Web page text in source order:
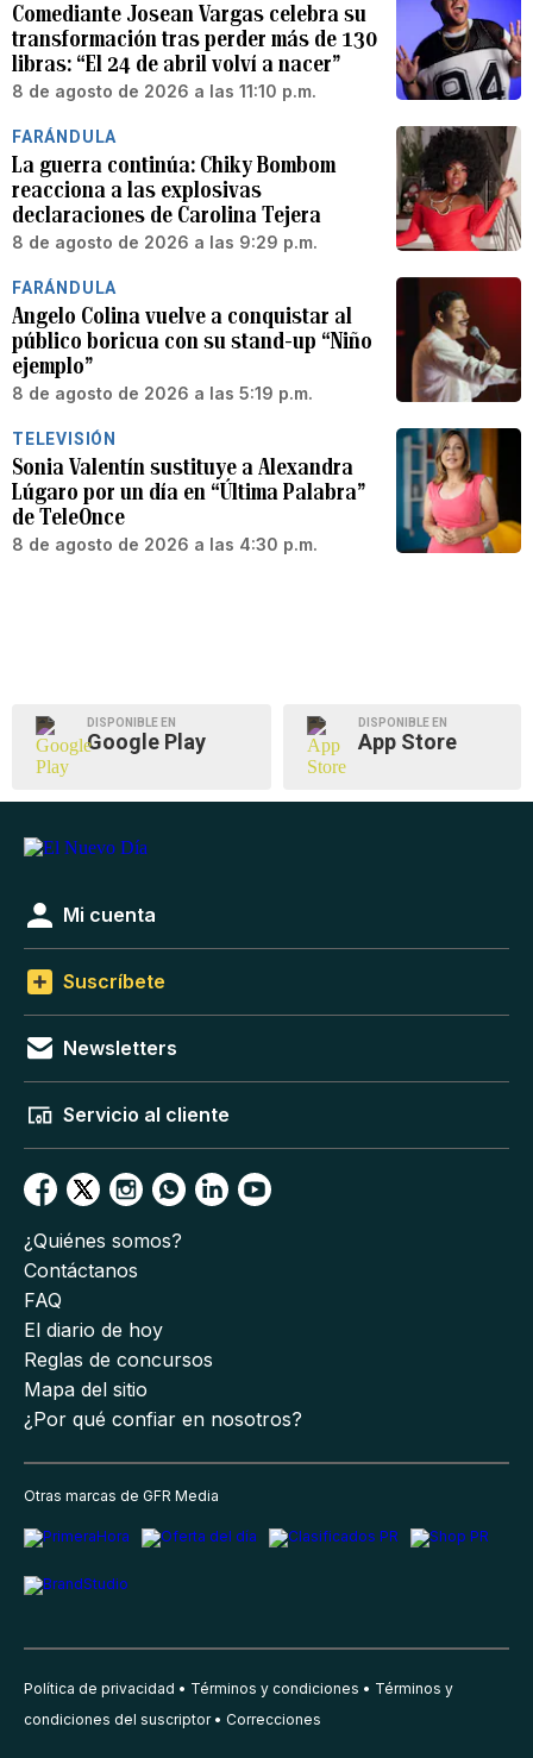
Comediante Josean Vargas celebra su
transformación tras perder más de 130
libras: “El 24 de abril volví a nacer”
8 de agosto de 2026 a las 11:10 p.m.
FARÁNDULA
La guerra continúa: Chiky Bombom
reacciona a las explosivas
declaraciones de Carolina Tejera
8 de agosto de 2026 a las 9:29 p.m.
FARÁNDULA
Angelo Colina vuelve a conquistar al
público boricua con su stand-up “Niño
ejemplo”
8 de agosto de 2026 a las 5:19 p.m.
TELEVISIÓN
Sonia Valentín sustituye a Alexandra
Lúgaro por un día en “Última Palabra”
de TeleOnce
8 de agosto de 2026 a las 4:30 p.m.
DISPONIBLE EN
Google Play
DISPONIBLE EN
App Store
Mi cuenta
Suscríbete
Newsletters
Servicio al cliente
¿Quiénes somos?
Contáctanos
FAQ
El diario de hoy
Reglas de concursos
Mapa del sitio
¿Por qué confiar en nosotros?
Otras marcas de GFR Media
Política de privacidad Términos y condiciones
Términos y
condiciones del suscriptor
Correcciones